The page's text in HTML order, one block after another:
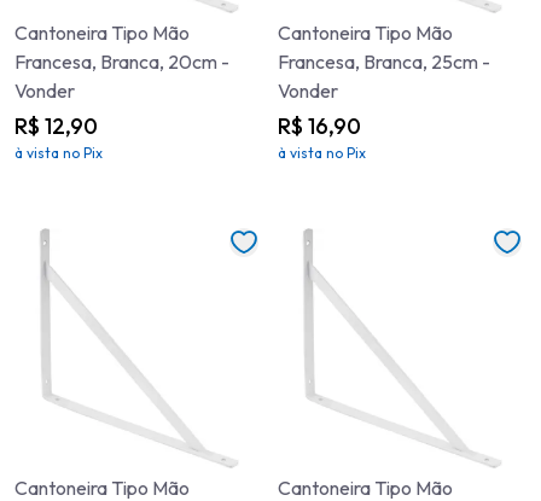
Cantoneira Tipo Mão
Francesa, Branca, 20cm -
Vonder
R$ 12,90
à vista no Pix
Cantoneira Tipo Mão
Francesa, Branca, 25cm -
Vonder
R$ 16,90
à vista no Pix
Cantoneira Tipo Mão
Cantoneira Tipo Mão